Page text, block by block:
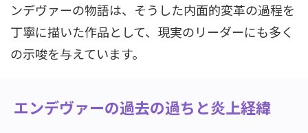
ンデヴァーの物語は、そうした内面的変革の過程を
丁寧に描いた作品として、現実のリーダーにも多く
の示唆を与えています。
エンデヴァーの過去の過ちと炎上経緯